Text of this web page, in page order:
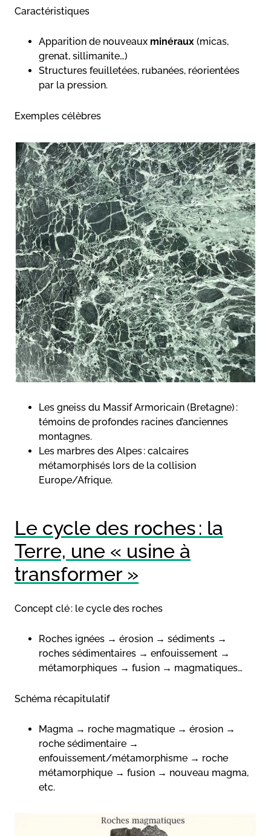
Caractéristiques
Apparition de nouveaux minéraux (micas,
grenat, sillimanite…)
Structures feuilletées, rubanées, réorientées
par la pression.
Exemples célèbres
Les gneiss du Massif Armoricain (Bretagne) :
témoins de profondes racines d’anciennes
montagnes.
Les marbres des Alpes : calcaires
métamorphisés lors de la collision
Europe/Afrique.
Le cycle des roches : la
Terre, une « usine à
transformer »
Concept clé : le cycle des roches
Roches ignées → érosion → sédiments →
roches sédimentaires → enfouissement →
métamorphiques → fusion → magmatiques…
Schéma récapitulatif
Magma → roche magmatique → érosion →
roche sédimentaire →
enfouissement/métamorphisme → roche
métamorphique → fusion → nouveau magma,
etc.